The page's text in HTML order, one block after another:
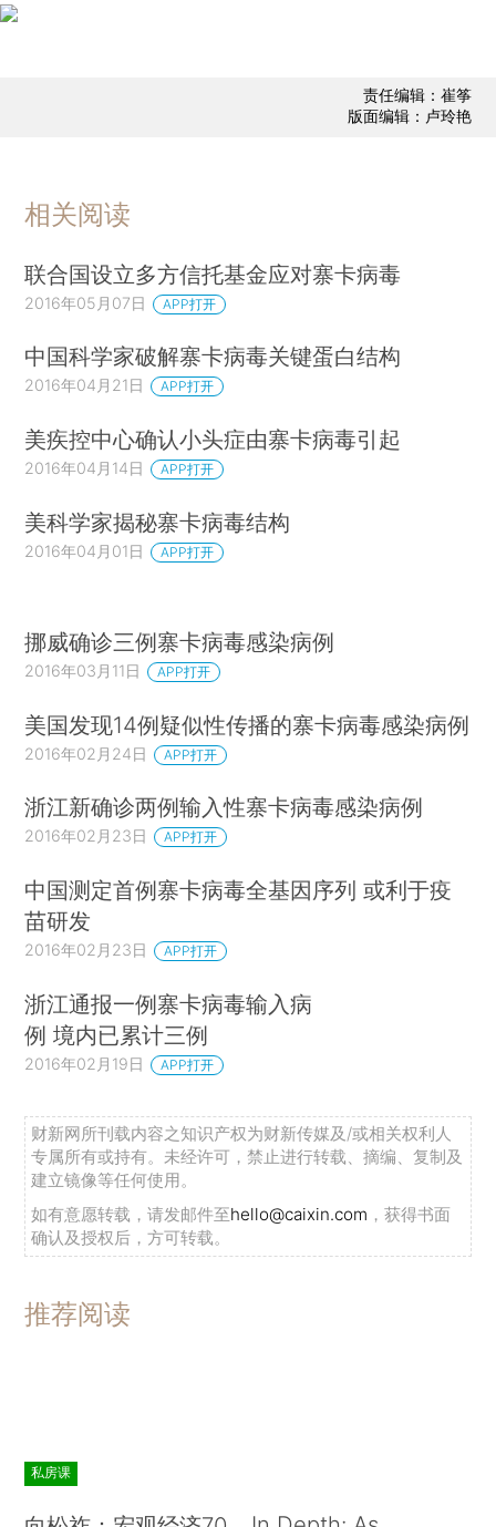
责任编辑：崔筝
版面编辑：卢玲艳
相关阅读
联合国设立多方信托基金应对寨卡病毒
2016年05月07日 APP打开
中国科学家破解寨卡病毒关键蛋白结构
2016年04月21日 APP打开
美疾控中心确认小头症由寨卡病毒引起
2016年04月14日 APP打开
美科学家揭秘寨卡病毒结构
2016年04月01日 APP打开
挪威确诊三例寨卡病毒感染病例
2016年03月11日 APP打开
美国发现14例疑似性传播的寨卡病毒感染病例
2016年02月24日 APP打开
浙江新确诊两例输入性寨卡病毒感染病例
2016年02月23日 APP打开
中国测定首例寨卡病毒全基因序列 或利于疫
苗研发
2016年02月23日 APP打开
浙江通报一例寨卡病毒输入病
例 境内已累计三例
2016年02月19日 APP打开
财新网所刊载内容之知识产权为财新传媒及/或相关权利人
专属所有或持有。未经许可，禁止进行转载、摘编、复制及
建立镜像等任何使用。
如有意愿转载，请发邮件至hello@caixin.com ，获得书面
确认及授权后，方可转载。
推荐阅读
私房课